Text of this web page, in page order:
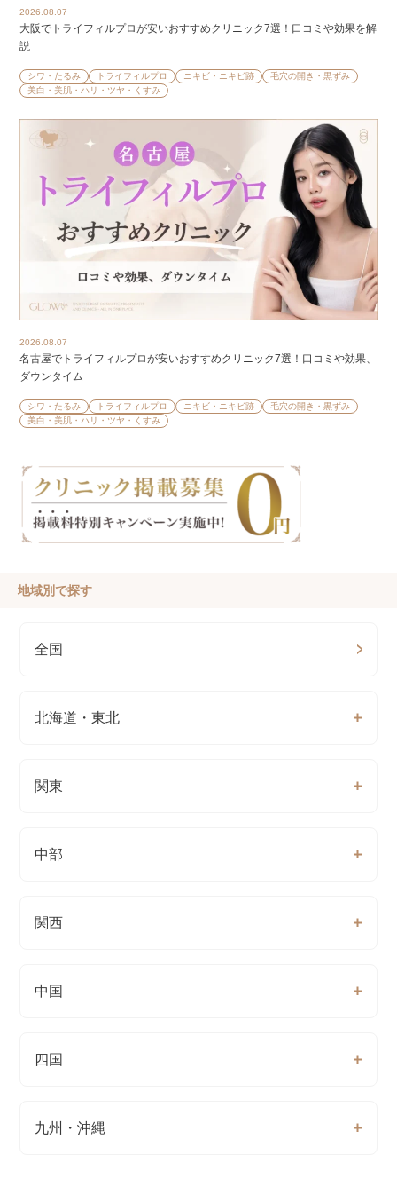
2026.08.07
大阪でトライフィルプロが安いおすすめクリニック7選！口コミや効果を解
説
シワ・たるみ トライフィルプロ ニキビ・ニキビ跡
毛穴の開き・黒ずみ
美白・美肌・ハリ・ツヤ・くすみ
2026.08.07
名古屋でトライフィルプロが安いおすすめクリニック7選！口コミや効果、
ダウンタイム
シワ・たるみ トライフィルプロ ニキビ・ニキビ跡
毛穴の開き・黒ずみ
美白・美肌・ハリ・ツヤ・くすみ
地域別で探す
全国
北海道・東北
関東
中部
関西
中国
四国
九州・沖縄